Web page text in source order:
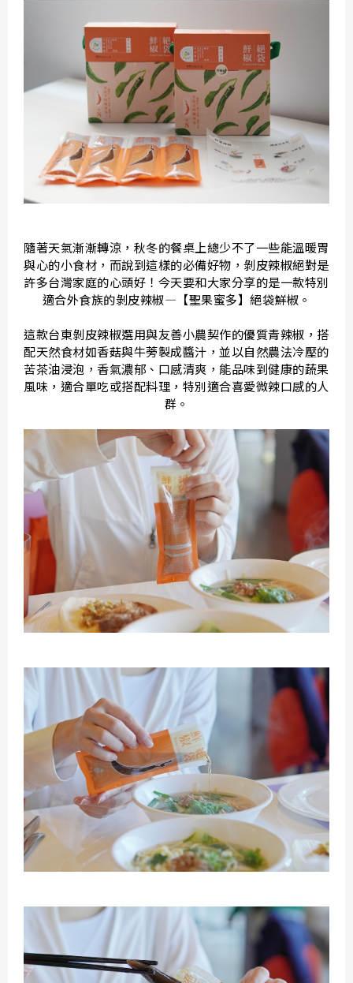
隨著天氣漸漸轉涼，秋冬的餐桌上總少不了一些能溫暖胃
與心的小食材，而說到這樣的必備好物，剝皮辣椒絕對是
許多台灣家庭的心頭好！今天要和大家分享的是一款特別
適合外食族的剝皮辣椒—【聖果蜜多】絕袋鮮椒。
這款台東剝皮辣椒選用與友善小農契作的優質青辣椒，搭
配天然食材如香菇與牛蒡製成醬汁，並以自然農法冷壓的
苦茶油浸泡，香氣濃郁、口感清爽，能品味到健康的蔬果
風味，適合單吃或搭配料理，特別適合喜愛微辣口感的人
群。